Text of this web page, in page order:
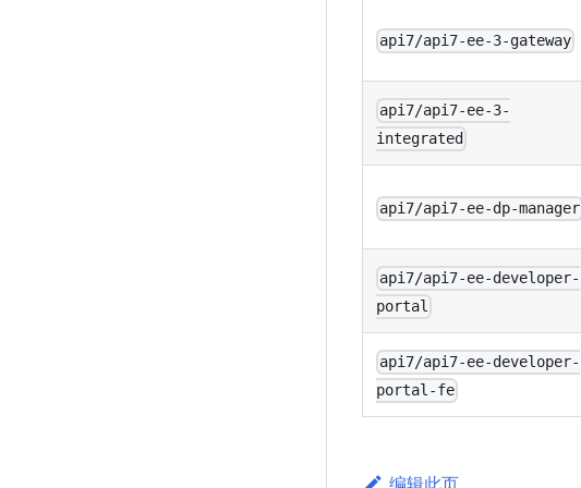
api7/api7-ee-3-gateway
api7/api7-ee-3-
integrated
api7/api7-ee-dp-manager
api7/api7-ee-developer-
portal
api7/api7-ee-developer-
portal-fe